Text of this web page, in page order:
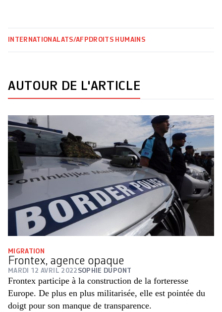
INTERNATIONALATS/AFP DROITS HUMAINS
AUTOUR DE L'ARTICLE
MIGRATION
Frontex, agence opaque
MARDI 12 AVRIL 2022 SOPHIE DUPONT
Frontex participe à la construction de la forteresse
Europe. De plus en plus militarisée, elle est pointée du
doigt pour son manque de transparence.